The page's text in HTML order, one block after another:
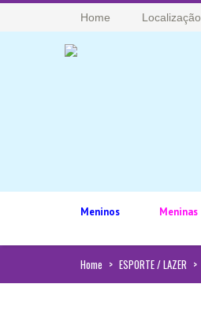
Home Localização
Meninos Meninas
Home > ESPORTE / LAZER >